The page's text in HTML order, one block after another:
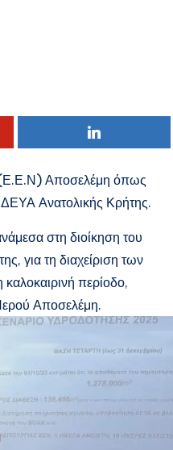
(Ε.Ε.Ν) Αποσελέμη όπως
Ανατολικής Κρήτης.
στη διοίκηση του
για τη διαχείριση των
περίοδο,
Αποσελέμη.